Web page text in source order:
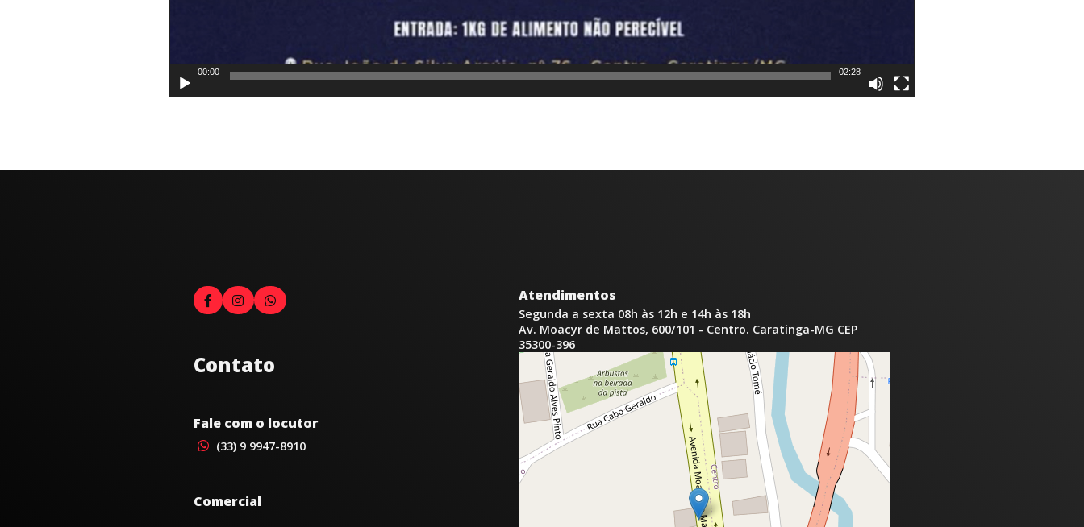
00:00 02:28
Contato
Fale com o locutor
(33) 9 9947-8910
Comercial
Atendimentos
Segunda a sexta 08h às 12h e 14h às 18h
Av. Moacyr de Mattos, 600/101 - Centro. Caratinga-MG CEP
35300-396